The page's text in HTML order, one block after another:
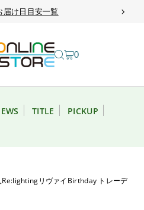
届け日目安一覧
0
TITLE PICKUP
Re:lightingリヴァイBirthday トレーデ